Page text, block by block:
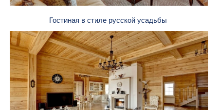
Гостиная в стиле русской усадьбы